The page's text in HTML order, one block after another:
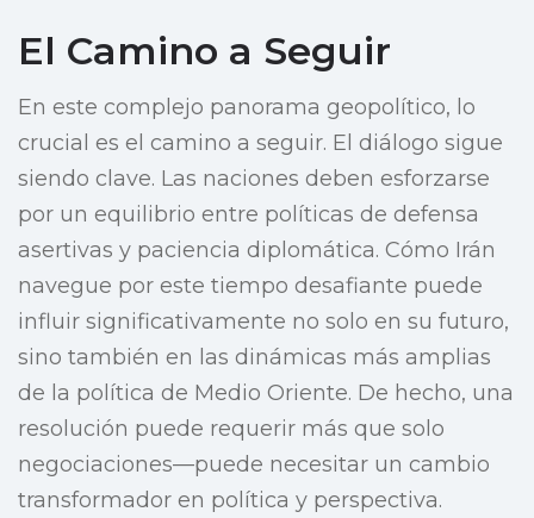
El Camino a Seguir
En este complejo panorama geopolítico, lo
crucial es el camino a seguir. El diálogo sigue
siendo clave. Las naciones deben esforzarse
por un equilibrio entre políticas de defensa
asertivas y paciencia diplomática. Cómo Irán
navegue por este tiempo desafiante puede
influir significativamente no solo en su futuro,
sino también en las dinámicas más amplias
de la política de Medio Oriente. De hecho, una
resolución puede requerir más que solo
negociaciones—puede necesitar un cambio
transformador en política y perspectiva.